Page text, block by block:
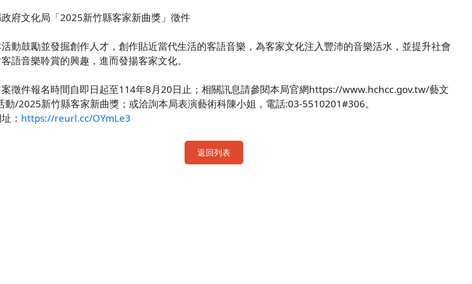
府文化局「2025新竹縣客家新曲獎」徵件
動鼓勵並發掘創作人才，創作貼近當代生活的客語音樂，為客家文化注入豐沛的音樂活水，並提升社會
語音樂聆賞的興趣，進而發揚客家文化。
徵件報名時間自即日起至114年8月20日止；相關訊息請參閱本局官網https://www.hchcc.gov.tw/藝文
動/2025新竹縣客家新曲獎；或洽詢本局表演藝術科陳小姐，電話:03-5510201#306。
： https://reurl.cc/OYmLe3
返回列表